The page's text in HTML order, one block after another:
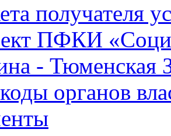
получателя
ПФКИ
- Тюменская
органов